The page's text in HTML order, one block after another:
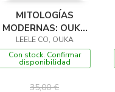
MITOLOGÍAS
MODERNAS: OUKA
LEELE & CO
LEELE CO, OUKA
Con stock. Confirmar
disponibilidad
35,00 €